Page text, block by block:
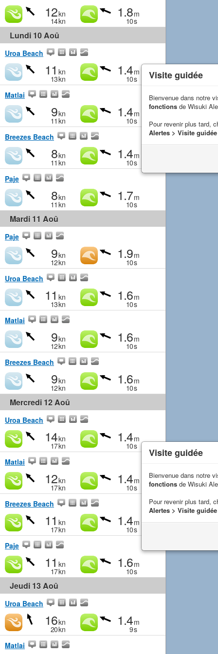
12kn
14kn
1.8m
10s
Lundi 10 Aoû
Uroa Beach
11 kn
13kn
1.4m
10s
Matlai
9kn
11 kn
1.4m
10s
Breezes Beach
8kn
11 kn
1.4m
10s
Paje
8kn
11 kn
1.7m
10s
Mardi 11 Aoû
Paje
9kn
12kn
1.9m
10s
Uroa Beach
11 kn
13kn
1.6m
10s
Matlai
9kn
12kn
1.6m
10s
Breezes Beach
9kn
12kn
1.6m
10s
Mercredi 12 Aoû
Uroa Beach
14kn
17kn
1.4m
10s
Matlai
12kn
17kn
1.4m
10s
Breezes Beach
11 kn
17kn
1.4m
10s
Paje
11 kn
17kn
1.6m
10s
Jeudi 13 Aoû
Uroa Beach
16kn
20kn
1.4m
9s
Matlai
Visite guidée
Bienvenue dans notre
fonctions de Wisuki
Pour revenir plus tard,
Alertes > Visite guidée
Visite guidée
Bienvenue dans notre
fonctions de Wisuki
Pour revenir plus tard,
Alertes > Visite guidée